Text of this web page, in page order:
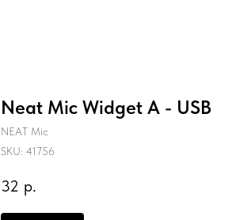
Neat Mic Widget A - USB
NEAT Mic
SKU: 41756
32 р.